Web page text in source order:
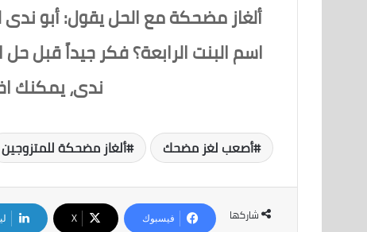
ألغاز مضحكة مع الحل يقول: أبو ندى
اسم البنت الرابعة؟ فكر جيداً قبل
ندى، يمكنك
أصعب لغز مضحك ألغاز مضحكة للمتزوجين
شاركها فيسبوك ‫X